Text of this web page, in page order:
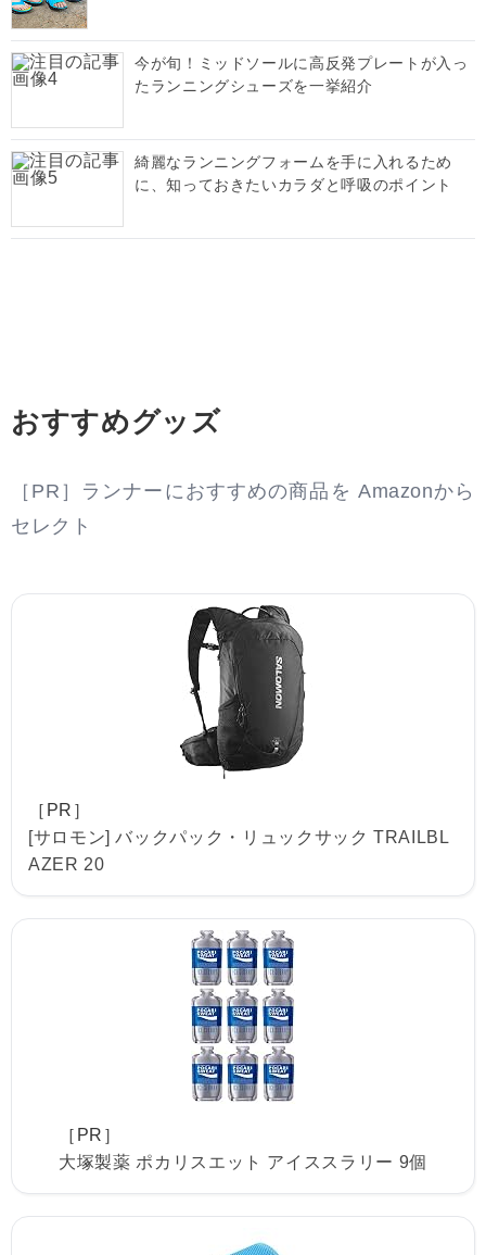
今が旬！ミッドソールに高反発プレートが入っ
たランニングシューズを一挙紹介
綺麗なランニングフォームを手に入れるため
に、知っておきたいカラダと呼吸のポイント
おすすめグッズ
［PR］ランナーにおすすめの商品を Amazonから
セレクト
［PR］
[サロモン] バックパック・リュックサック TRAILBL
AZER 20
［PR］
大塚製薬 ポカリスエット アイススラリー 9個